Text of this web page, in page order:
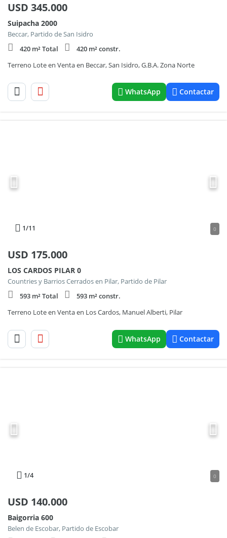
USD 345.000
Suipacha 2000
Beccar, Partido de San Isidro
420 m² Total
420 m² constr.
Terreno Lote en Venta en Beccar, San Isidro, G.B.A. Zona Norte
WhatsApp Contactar
1/11 0
USD 175.000
LOS CARDOS PILAR 0
Countries y Barrios Cerrados en Pilar, Partido de Pilar
593 m² Total
593 m² constr.
Terreno Lote en Venta en Los Cardos, Manuel Alberti, Pilar
WhatsApp Contactar
1/4 0
USD 140.000
Baigorria 600
Belen de Escobar, Partido de Escobar